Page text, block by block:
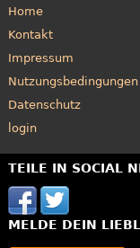
Home
Kontakt
Impressum
Nutzungsbedingungen
Datenschutz
login
TEILE IN SOCIAL
MELDE DEIN